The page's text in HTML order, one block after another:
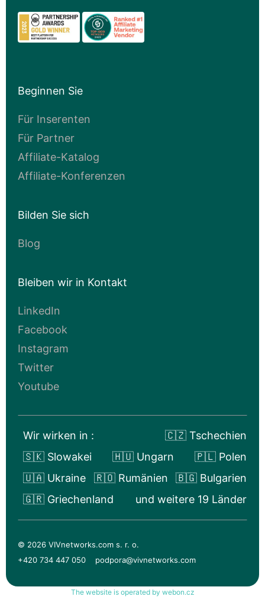
Beginnen Sie
Für Inserenten
Für Partner
Affiliate-Katalog
Affiliate-Konferenzen
Bilden Sie sich
Blog
Bleiben wir in Kontakt
LinkedIn
Facebook
Instagram
Twitter
Youtube
Wir wirken in :
🇨🇿 Tschechien
🇸🇰 Slowakei
🇭🇺 Ungarn
🇵🇱 Polen
🇺🇦 Ukraine
🇷🇴 Rumänien
🇧🇬 Bulgarien
🇬🇷 Griechenland
und weitere 19 Länder
© 2026 VIVnetworks.com s. r. o.
+420 734 447 050
podpora@vivnetworks.com
The website is operated by webon.cz